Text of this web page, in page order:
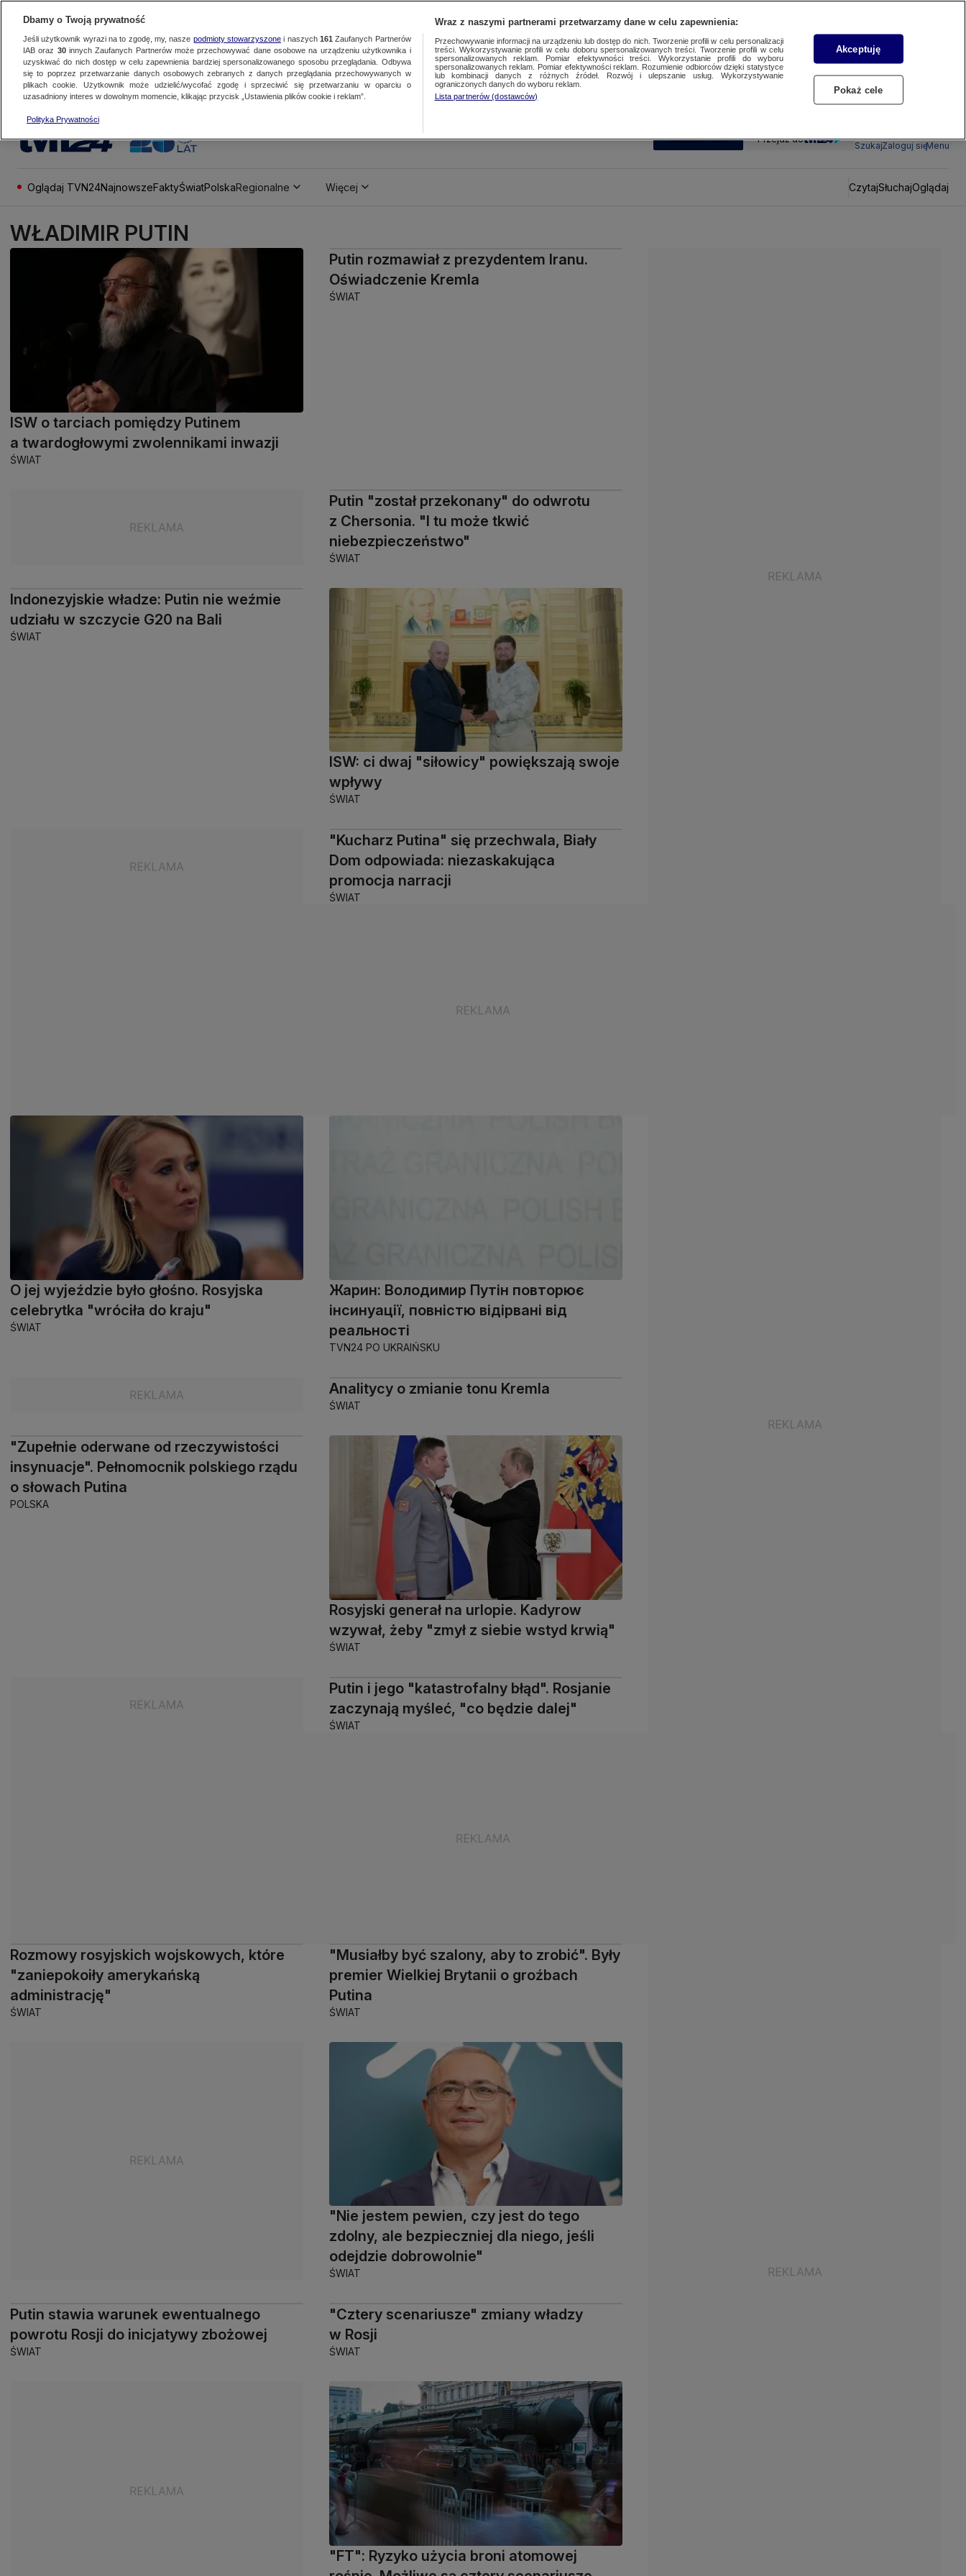
SUBSKRYBUJ Przejdź do
SzukajZaloguj sięMenu
Oglądaj TVN24NajnowszeFaktyŚwiatPolskaRegionalne Więcej CzytajSłuchajOglądaj
WŁADIMIR PUTIN
ISW o tarciach pomiędzy Putinem
a twardogłowymi zwolennikami inwazji
ŚWIAT
Putin rozmawiał z prezydentem Iranu.
Oświadczenie Kremla
ŚWIAT
Putin "został przekonany" do odwrotu
z Chersonia. "I tu może tkwić
niebezpieczeństwo"
ŚWIAT
Indonezyjskie władze: Putin nie weźmie
udziału w szczycie G20 na Bali
ŚWIAT
ISW: ci dwaj "siłowicy" powiększają swoje
wpływy
ŚWIAT
"Kucharz Putina" się przechwala, Biały
Dom odpowiada: niezaskakująca
promocja narracji
ŚWIAT
O jej wyjeździe było głośno. Rosyjska
celebrytka "wróciła do kraju"
ŚWIAT
Жарин: Володимир Путін повторює
інсинуації, повністю відірвані від
реальності
TVN24 PO UKRAIŃSKU
Analitycy o zmianie tonu Kremla
ŚWIAT
"Zupełnie oderwane od rzeczywistości
insynuacje". Pełnomocnik polskiego rządu
o słowach Putina
POLSKA
Rosyjski generał na urlopie. Kadyrow
wzywał, żeby "zmył z siebie wstyd krwią"
ŚWIAT
Putin i jego "katastrofalny błąd". Rosjanie
zaczynają myśleć, "co będzie dalej"
ŚWIAT
Rozmowy rosyjskich wojskowych, które
"zaniepokoiły amerykańską
administrację"
ŚWIAT
"Musiałby być szalony, aby to zrobić". Były
premier Wielkiej Brytanii o groźbach
Putina
ŚWIAT
"Nie jestem pewien, czy jest do tego
zdolny, ale bezpieczniej dla niego, jeśli
odejdzie dobrowolnie"
ŚWIAT
Putin stawia warunek ewentualnego
powrotu Rosji do inicjatywy zbożowej
ŚWIAT
"Cztery scenariusze" zmiany władzy
w Rosji
ŚWIAT
"FT": Ryzyko użycia broni atomowej
Dbamy o Twoją prywatność
Jeśli użytkownik wyrazi na to zgodę, my, nasze podmioty stowarzyszonei naszych 161 Zaufanych Partnerów
IAB oraz 30innych Zaufanych Partnerów może przechowywać dane osobowe na urządzeniu użytkownika i
uzyskiwać do nich dostęp w celu zapewnienia bardziej spersonalizowanego sposobu przeglądania. Odbywa
się to poprzez przetwarzanie danych osobowych zebranych z danych przeglądania przechowywanych w
plikach cookie. Użytkownik może udzielić/wycofać zgodę i sprzeciwić się przetwarzaniu w oparciu o
uzasadniony interes w dowolnym momencie, klikając przycisk „Ustawienia plików cookie i reklam”.
Polityka Prywatności
Wraz z naszymi partnerami przetwarzamy dane w celu zapewnienia:
Przechowywanie informacji na urządzeniu lub dostęp do nich. Tworzenie profili w celu personalizacji
treści. Wykorzystywanie profili w celu doboru spersonalizowanych treści. Tworzenie profili w celu
spersonalizowanych reklam. Pomiar efektywności treści. Wykorzystanie profili do wyboru
spersonalizowanych reklam. Pomiar efektywności reklam. Rozumienie odbiorców dzięki statystyce
lub kombinacji danych z różnych źródeł. Rozwój i ulepszanie usług. Wykorzystywanie
ograniczonych danych do wyboru reklam.
Lista partnerów (dostawców)
Akceptuję
Pokaż cele